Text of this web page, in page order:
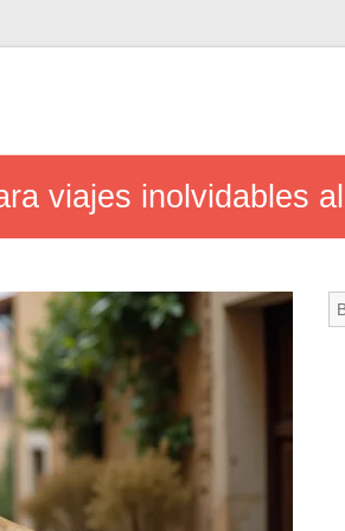
viajes inolvidables